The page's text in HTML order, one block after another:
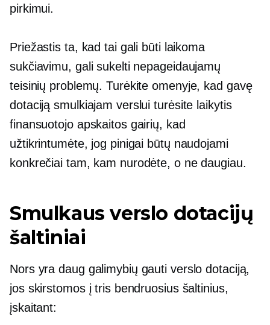
pirkimui.
Priežastis ta, kad tai gali būti laikoma
sukčiavimu, gali sukelti nepageidaujamų
teisinių problemų. Turėkite omenyje, kad gavę
dotaciją smulkiajam verslui turėsite laikytis
finansuotojo apskaitos gairių, kad
užtikrintumėte, jog pinigai būtų naudojami
konkrečiai tam, kam nurodėte, o ne daugiau.
Smulkaus verslo dotacijų
šaltiniai
Nors yra daug galimybių gauti verslo dotaciją,
jos skirstomos į tris bendruosius šaltinius,
įskaitant: